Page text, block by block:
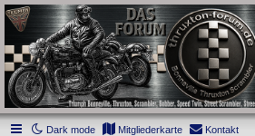
thruxton-
DAS FORUM! Alles rund um die Triumph Modern
die New Bonneville Baureihen ab BJ 2001.
Scrambler, Bobber, Speed Twin, Street Scrambler,
und Speedmaster.
Dark mode
Mitgliederkarte Kontakt